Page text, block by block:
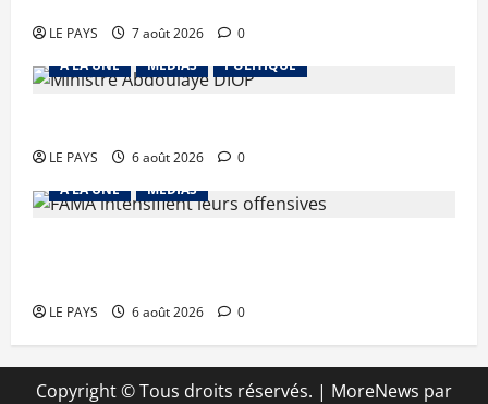
LE PAYS 7 août 2026
0
A LA UNE
MEDIAS POLITIQUE
LE PAYS 6 août 2026
0
A LA UNE
MEDIAS
LE PAYS 6 août 2026 0
Copyright © Tous droits réservés. | MoreNews par